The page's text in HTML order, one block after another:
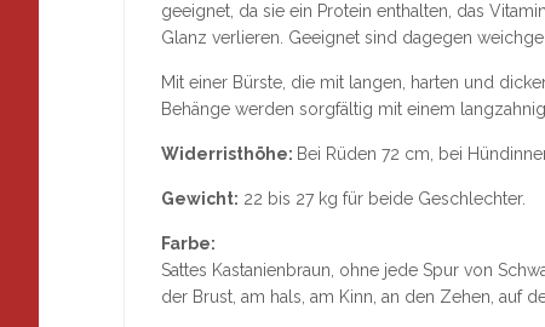
geeignet, da sie ein Protein enthalten, das
Glanz verlieren. Geeignet sind dagegen
Mit einer Bürste, die mit langen, harten und
Behänge werden sorgfältig mit einem
Widerristhöhe: Bei Rüden 72 cm, bei
Gewicht: 22 bis 27 kg für beide Geschlechter.
Farbe:
Sattes Kastanienbraun, ohne jede Spur von
der Brust, am hals, am Kinn, an den Zehen, auf